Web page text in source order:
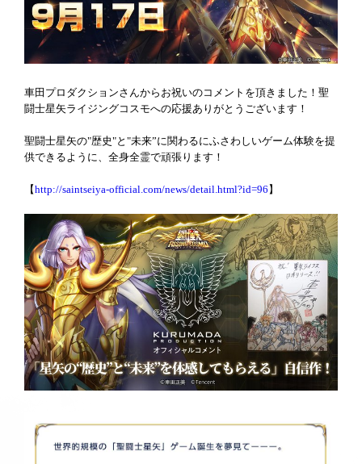
車田プロダクションさんからお祝いのコメントを頂きました！聖
闘士星矢ライジングコスモへの応援ありがとうございます！
聖闘士星矢の"歴史"と"未来”に関わるにふさわしいゲーム体験を提
供できるように、全身全霊で頑張ります！
【http://saintseiya-official.com/news/detail.html?id=96 】